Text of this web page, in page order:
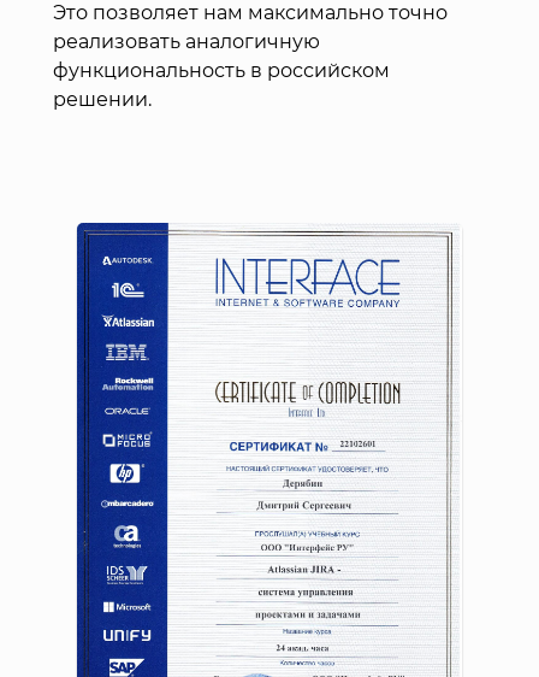
Это позволяет нам максимально точно
реализовать аналогичную
функциональность в российском
решении.